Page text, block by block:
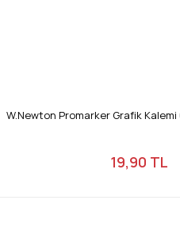
W.Newton Promarker Grafik Kalemi
19,90 TL